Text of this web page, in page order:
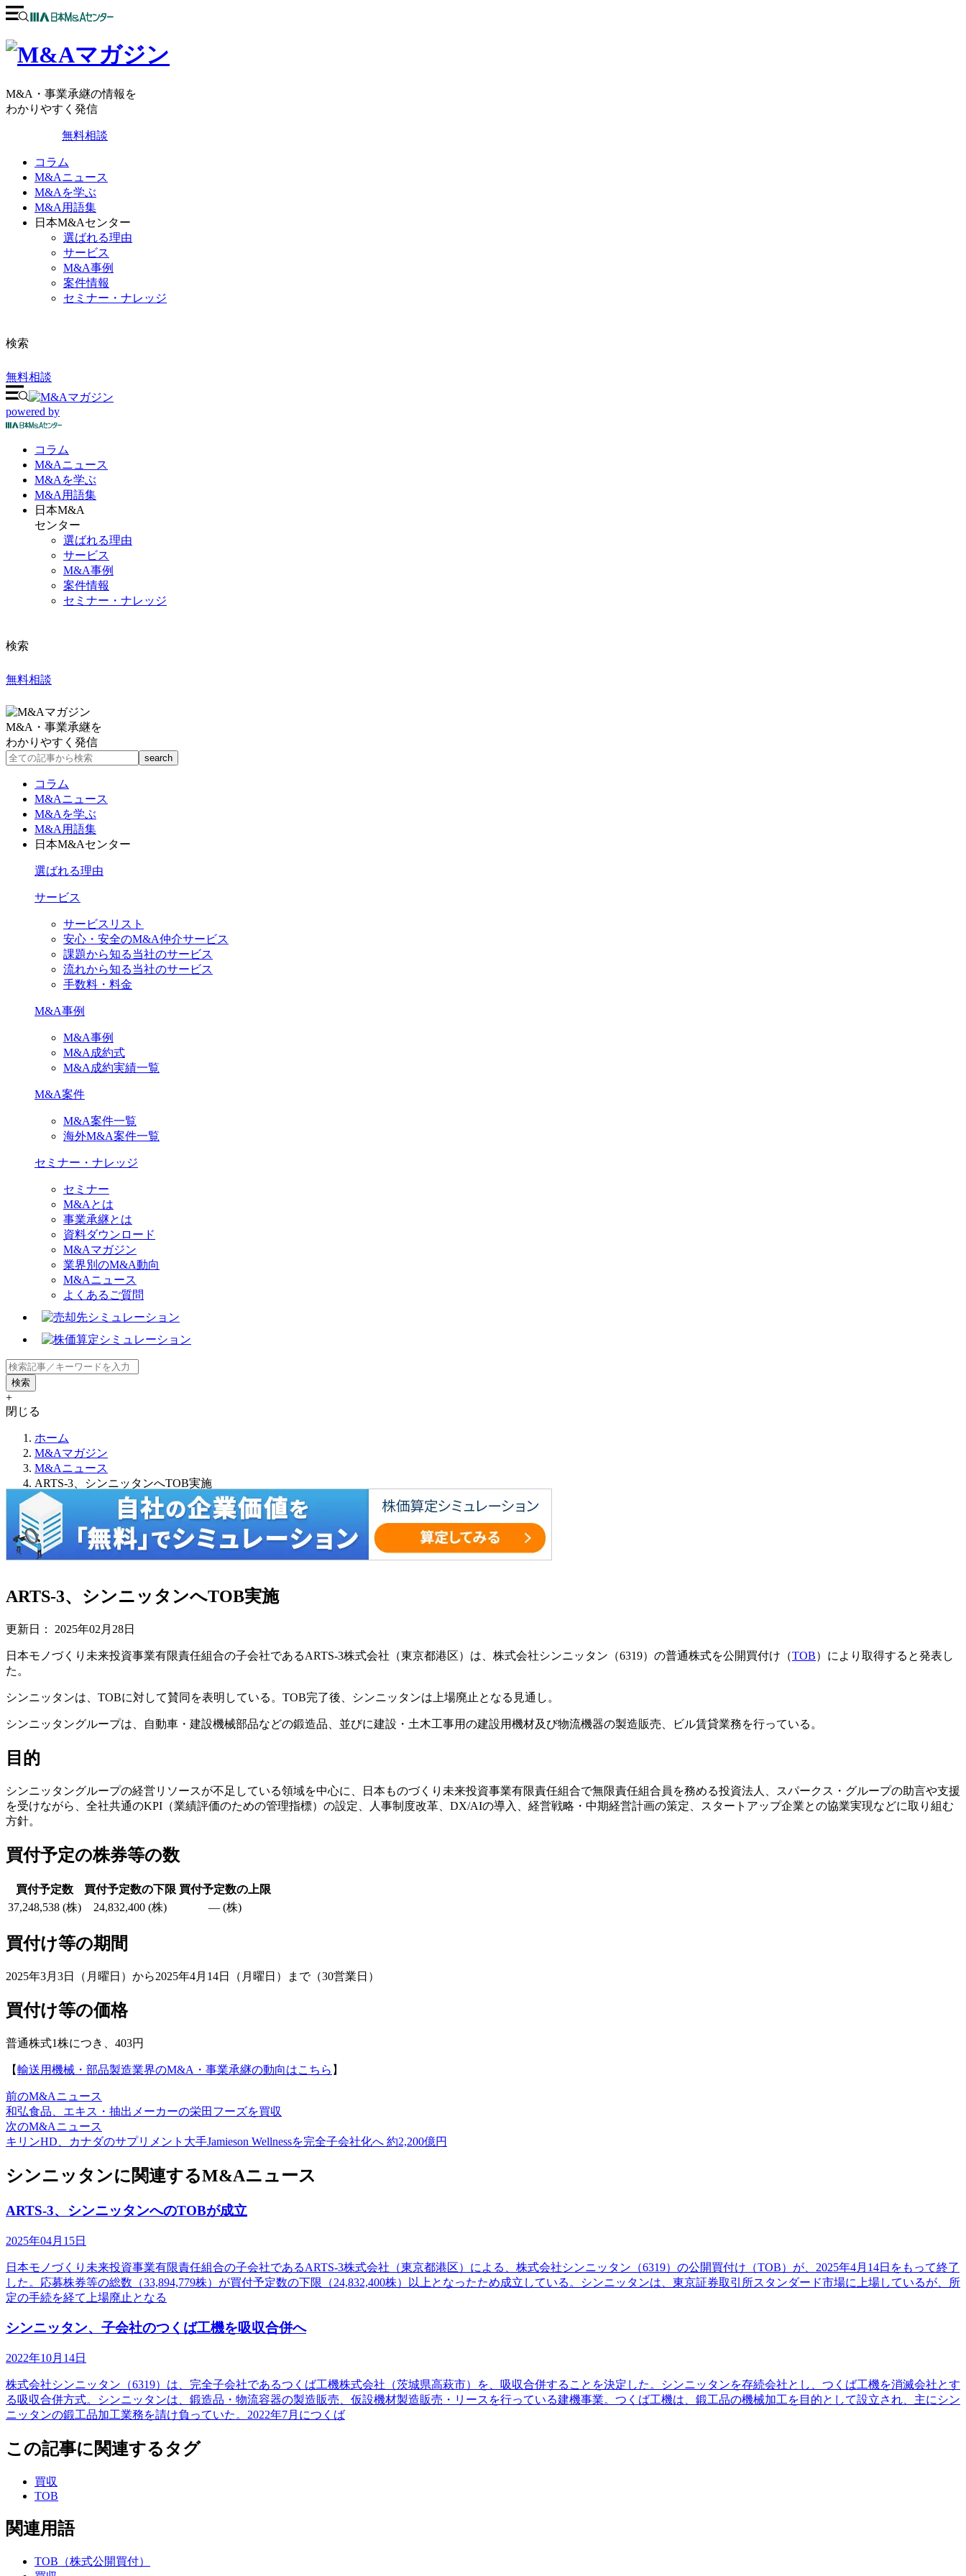
M&A・事業承継の情報を
わかりやすく発信
無料相談
コラム
M&Aニュース
M&Aを学ぶ
M&A用語集
日本M&Aセンター
選ばれる理由
サービス
M&A事例
案件情報
セミナー・ナレッジ
検索
無料相談
powered by
コラム
M&Aニュース
M&Aを学ぶ
M&A 用語集
日本M&A
センター
選ばれる理由
サービス
M&A事例
案件情報
セミナー・ナレッジ
検索
無料相談
M&A・事業承継を
わかりやすく発信
コラム
M&Aニュース
M&Aを学ぶ
M&A用語集
日本M&Aセンター
選ばれる理由
サービス
サービスリスト
安心・安全のM&A仲介サービス
課題から知る当社のサービス
流れから知る当社のサービス
手数料・料金
M&A事例
M&A事例
M&A成約式
M&A成約実績一覧
M&A案件
M&A案件一覧
海外M&A案件一覧
セミナー・ナレッジ
セミナー
M&Aとは
事業承継とは
資料ダウンロード
M&Aマガジン
業界別のM&A動向
M&Aニュース
よくあるご質問
+
閉じる
ホーム
M&Aマガジン
M&Aニュース
ARTS-3、シンニッタンへTOB実施
ARTS-3、シンニッタンへTOB実施
更新日： 2025年02月28日
日本モノづくり未来投資事業有限責任組合の子会社であるARTS-3株式会社（東京都港区）は、株式会社シンニッタン（6319）の普通株式を公開買付け（TOB）により取得すると発表し
た。
シンニッタンは、TOBに対して賛同を表明している。TOB完了後、シンニッタンは上場廃止となる見通し。
シンニッタングループは、自動車・建設機械部品などの鍛造品、並びに建設・土木工事用の建設用機材及び物流機器の製造販売、ビル賃貸業務を行っている。
目的
シンニッタングループの経営リソースが不足している領域を中心に、日本ものづくり未来投資事業有限責任組合で無限責任組合員を務める投資法人、スパークス・グループの助言や支援
を受けながら、全社共通のKPI（業績評価のための管理指標）の設定、人事制度改革、DX/AIの導入、経営戦略・中期経営計画の策定、スタートアップ企業との協業実現などに取り組む
方針。
買付予定の株券等の数
買付予定数 買付予定数の下限 買付予定数の上限
37,248,538 (株)
24,832,400 (株) ― (株)
買付け等の期間
2025年3月3日（月曜日）から2025年4月14日（月曜日）まで（30営業日）
買付け等の価格
普通株式1株につき、403円
【輸送用機械・部品製造業界のM&A・事業承継の動向はこちら 】
前のM&Aニュース
和弘食品、エキス・抽出メーカーの栄田フーズを買収
次のM&Aニュース
キリンHD、カナダのサプリメント大手Jamieson Wellnessを完全子会社化へ 約2,200億円
シンニッタンに関連するM&Aニュース
ARTS-3、シンニッタンへのTOBが成立
2025年04月15日
日本モノづくり未来投資事業有限責任組合の子会社であるARTS-3株式会社（東京都港区）による、株式会社シンニッタン（6319）の公開買付け（TOB）が、2025年4月14日をもって終了
した。応募株券等の総数（33,894,779株）が買付予定数の下限（24,832,400株）以上となったため成立している。シンニッタンは、東京証券取引所スタンダード市場に上場しているが、所
定の手続を経て上場廃止となる
シンニッタン、子会社のつくば工機を吸収合併へ
2022年10月14日
株式会社シンニッタン（6319）は、完全子会社であるつくば工機株式会社（茨城県高萩市）を、吸収合併することを決定した。シンニッタンを存続会社とし、つくば工機を消滅会社とす
る吸収合併方式。シンニッタンは、鍛造品・物流容器の製造販売、仮設機材製造販売・リースを行っている建機事業。つくば工機は、鍛工品の機械加工を目的として設立され、主にシン
ニッタンの鍛工品加工業務を請け負っていた。2022年7月につくば
この記事に関連するタグ
買収
TOB
関連用語
TOB（株式公開買付）